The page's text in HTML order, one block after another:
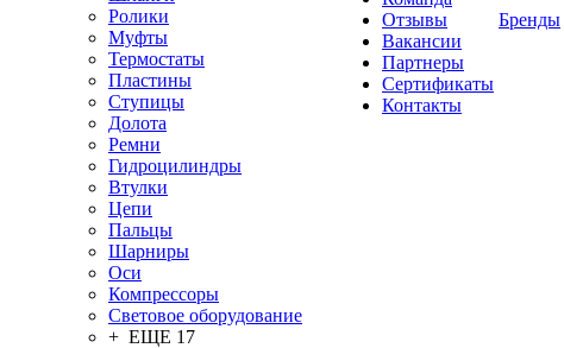
Ролики
Муфты
Термостаты
Пластины
Ступицы
Долота
Ремни
Гидроцилиндры
Втулки
Цепи
Пальцы
Шарниры
Оси
Компрессоры
Световое оборудование
+ ЕЩЕ 17
Отзывы
Вакансии
Партнеры
Сертификаты
Контакты
Бренды